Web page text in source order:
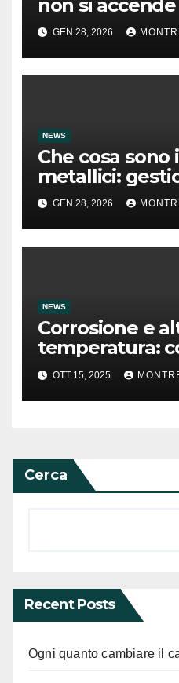
non si accende
GEN 28, 2026
NEWS
Che cosa sono
metallici:
GEN 28, 2026
NEWS
Corrosione e
temperatura:
preservare un
termometrico
OTT 15, 2025
Cerca
Recent Posts
Ogni quanto cambiare il